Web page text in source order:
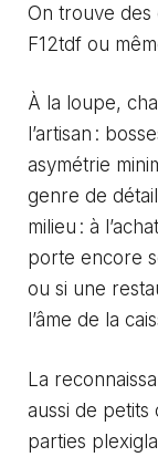
On trouve des
F12tdf ou
À la loupe,
l’artisan :
asymétrie
genre de
milieu : à
porte encore
ou si une
l’âme de la
La
aussi de petits
parties